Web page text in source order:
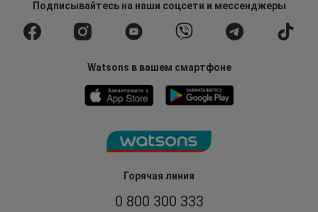
Горячая линия
0 800 300 333
Подписывайтесьна наши соцсети и мессенджеры
Watsons в вашем смартфоне